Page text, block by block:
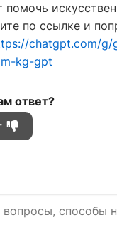
по ссылке и
chatgpt.com/g/
kg-gpt
ответ?